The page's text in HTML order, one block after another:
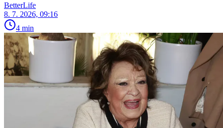
BetterLife
8. 7. 2026, 09:16
4 min